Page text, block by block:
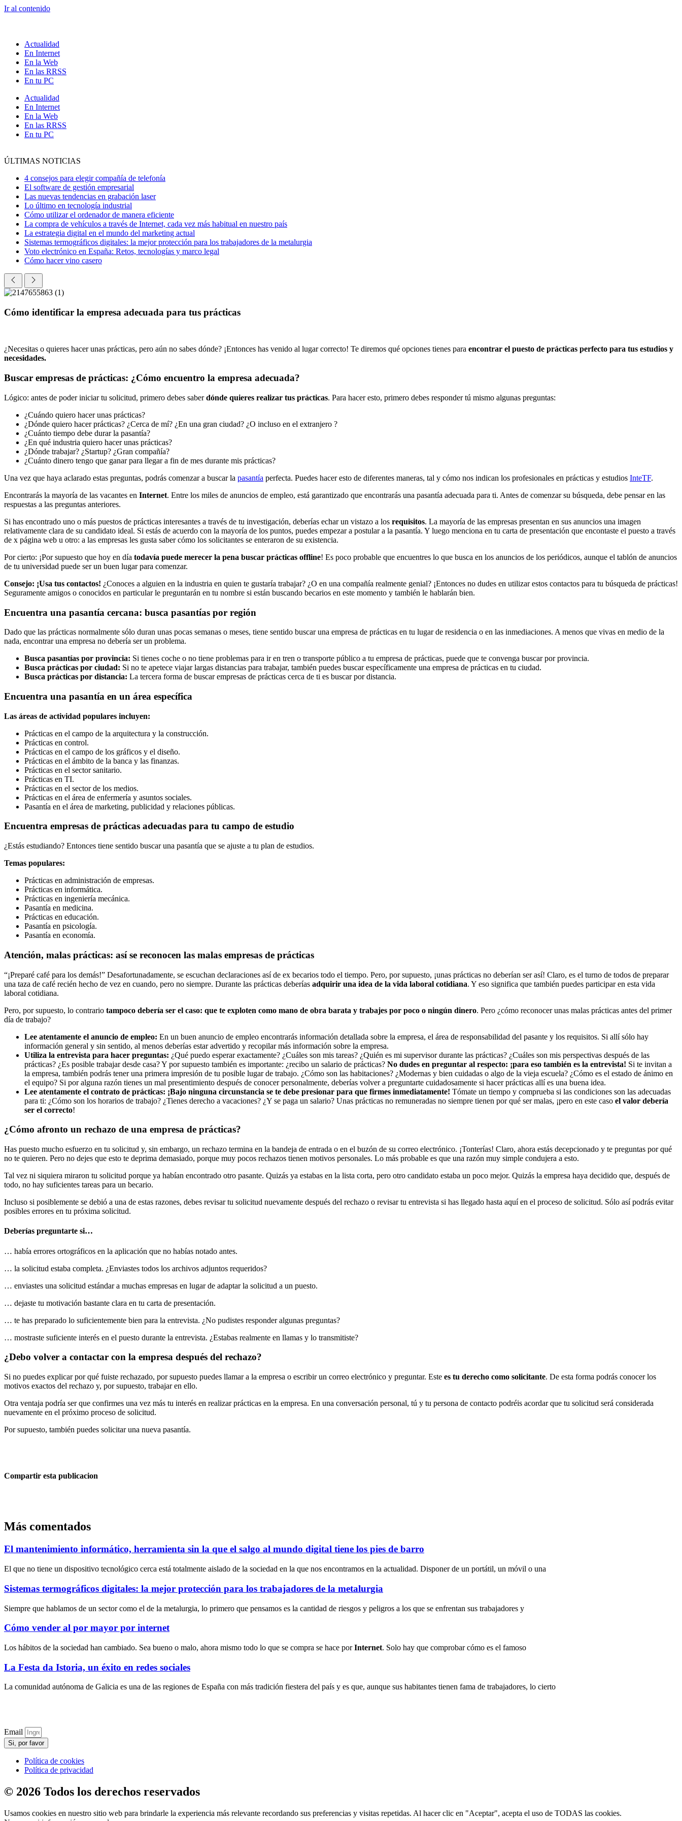
Ir al contenido
Actualidad
En Internet
En la Web
En las RRSS
En tu PC
Actualidad
En Internet
En la Web
En las RRSS
En tu PC
ÚLTIMAS NOTICIAS
4 consejos para elegir compañía de telefonía
El software de gestión empresarial
Las nuevas tendencias en grabación laser
Lo último en tecnología industrial
Cómo utilizar el ordenador de manera eficiente
La compra de vehículos a través de Internet, cada vez más habitual en nuestro país
La estrategia digital en el mundo del marketing actual
Sistemas termográficos digitales: la mejor protección para los trabajadores de la metalurgia
Voto electrónico en España: Retos, tecnologías y marco legal
Cómo hacer vino casero
Cómo identificar la empresa adecuada para tus prácticas
¿Necesitas o quieres hacer unas prácticas, pero aún no sabes dónde? ¡Entonces has venido al lugar correcto! Te diremos qué opciones tienes para encontrar el puesto de prácticas perfecto para tus estudios y
necesidades.
Buscar empresas de prácticas: ¿Cómo encuentro la empresa adecuada?
Lógico: antes de poder iniciar tu solicitud, primero debes saberdónde quieres realizar tus prácticas. Para hacer esto, primero debes responder tú mismo algunas preguntas:
¿Cuándo quiero hacer unas prácticas?
¿Dónde quiero hacer prácticas? ¿Cerca de mí? ¿En una gran ciudad? ¿O incluso en el extranjero ?
¿Cuánto tiempo debe durar la pasantía?
¿En qué industria quiero hacer unas prácticas?
¿Dónde trabajar? ¿Startup? ¿Gran compañía?
¿Cuánto dinero tengo que ganar para llegar a fin de mes durante mis prácticas?
Una vez que haya aclarado estas preguntas, podrás comenzar a buscar la pasantía perfecta. Puedes hacer esto de diferentes maneras, tal y cómo nos indican los profesionales en prácticas y estudios InteTF.
Encontrarás la mayoría de las vacantes en Internet. Entre los miles de anuncios de empleo, está garantizado que encontrarás una pasantía adecuada para ti. Antes de comenzar su búsqueda, debe pensar en las
respuestas a las preguntas anteriores.
Si has encontrado uno o más puestos de prácticas interesantes a través de tu investigación, deberías echar un vistazo a los requisitos. La mayoría de las empresas presentan en sus anuncios una imagen
relativamente clara de su candidato ideal. Si estás de acuerdo con la mayoría de los puntos, puedes empezar a postular a la pasantía. Y luego menciona en tu carta de presentación que encontaste el puesto a través
de x página web u otro: a las empresas les gusta saber cómo los solicitantes se enteraron de su existencia.
Por cierto: ¡Por supuesto que hoy en día todavía puede merecer la pena buscar prácticas offline! Es poco probable que encuentres lo que busca en los anuncios de los periódicos, aunque el tablón de anuncios
de tu universidad puede ser un buen lugar para comenzar.
Consejo: ¡Usa tus contactos! ¿Conoces a alguien en la industria en quien te gustaría trabajar? ¿O en una compañía realmente genial? ¡Entonces no dudes en utilizar estos contactos para tu búsqueda de prácticas!
Seguramente amigos o conocidos en particular le preguntarán en tu nombre si están buscando becarios en este momento y también le hablarán bien.
Encuentra una pasantía cercana: busca pasantías por región
Dado que las prácticas normalmente sólo duran unas pocas semanas o meses, tiene sentido buscar una empresa de prácticas en tu lugar de residencia o en las inmediaciones. A menos que vivas en medio de la
nada, encontrar una empresa no debería ser un problema.
Busca pasantías por provincia: Si tienes coche o no tiene problemas para ir en tren o transporte público a tu empresa de prácticas, puede que te convenga buscar por provincia.
Busca prácticas por ciudad: Si no te apetece viajar largas distancias para trabajar, también puedes buscar específicamente una empresa de prácticas en tu ciudad.
Busca prácticas por distancia: La tercera forma de buscar empresas de prácticas cerca de ti es buscar por distancia.
Encuentra una pasantía en un área específica
Las áreas de actividad populares incluyen:
Prácticas en el campo de la arquitectura y la construcción.
Prácticas en control.
Prácticas en el campo de los gráficos y el diseño.
Prácticas en el ámbito de la banca y las finanzas.
Prácticas en el sector sanitario.
Prácticas en TI.
Prácticas en el sector de los medios.
Prácticas en el área de enfermería y asuntos sociales.
Pasantía en el área de marketing, publicidad y relaciones públicas.
Encuentra empresas de prácticas adecuadas para tu campo de estudio
¿Estás estudiando? Entonces tiene sentido buscar una pasantía que se ajuste a tu plan de estudios.
Temas populares:
Prácticas en administración de empresas.
Prácticas en informática.
Prácticas en ingeniería mecánica.
Pasantía en medicina.
Prácticas en educación.
Pasantía en psicología.
Pasantía en economía.
Atención, malas prácticas: así se reconocen las malas empresas de prácticas
“¡Preparé café para los demás!” Desafortunadamente, se escuchan declaraciones así de ex becarios todo el tiempo. Pero, por supuesto, ¡unas prácticas no deberían ser así! Claro, es el turno de todos de preparar
una taza de café recién hecho de vez en cuando, pero no siempre. Durante las prácticas deberías adquirir una idea de la vida laboral cotidiana. Y eso significa que también puedes participar en esta vida
laboral cotidiana.
Pero, por supuesto, lo contrario tampoco debería ser el caso: que te exploten como mano de obra barata y trabajes por poco o ningún dinero. Pero ¿cómo reconocer unas malas prácticas antes del primer
día de trabajo?
Lee atentamente el anuncio de empleo: En un buen anuncio de empleo encontrarás información detallada sobre la empresa, el área de responsabilidad del pasante y los requisitos. Si allí sólo hay
información general y sin sentido, al menos deberías estar advertido y recopilar más información sobre la empresa.
Utiliza la entrevista para hacer preguntas: ¿Qué puedo esperar exactamente? ¿Cuáles son mis tareas? ¿Quién es mi supervisor durante las prácticas? ¿Cuáles son mis perspectivas después de las
prácticas? ¿Es posible trabajar desde casa? Y por supuesto también es importante: ¿recibo un salario de prácticas? No dudes en preguntar al respecto: ¡para eso también es la entrevista! Si te invitan a
la empresa, también podrás tener una primera impresión de tu posible lugar de trabajo. ¿Cómo son las habitaciones? ¿Modernas y bien cuidadas o algo de la vieja escuela? ¿Cómo es el estado de ánimo en
el equipo? Si por alguna razón tienes un mal presentimiento después de conocer personalmente, deberías volver a preguntarte cuidadosamente si hacer prácticas allí es una buena idea.
Lee atentamente el contrato de prácticas: ¡Bajo ninguna circunstancia se te debe presionar para que firmes inmediatamente! Tómate un tiempo y comprueba si las condiciones son las adecuadas
para ti: ¿Cómo son los horarios de trabajo? ¿Tienes derecho a vacaciones? ¿Y se paga un salario? Unas prácticas no remuneradas no siempre tienen por qué ser malas, ¡pero en este caso el valor debería
ser el correcto!
¿Cómo afronto un rechazo de una empresa de prácticas?
Has puesto mucho esfuerzo en tu solicitud y, sin embargo, un rechazo termina en la bandeja de entrada o en el buzón de su correo electrónico. ¡Tonterías! Claro, ahora estás decepcionado y te preguntas por qué
no te quieren. Pero no dejes que esto te deprima demasiado, porque muy pocos rechazos tienen motivos personales. Lo más probable es que una razón muy simple condujera a esto.
Tal vez ni siquiera miraron tu solicitud porque ya habían encontrado otro pasante. Quizás ya estabas en la lista corta, pero otro candidato estaba un poco mejor. Quizás la empresa haya decidido que, después de
todo, no hay suficientes tareas para un becario.
Incluso si posiblemente se debió a una de estas razones, debes revisar tu solicitud nuevamente después del rechazo o revisar tu entrevista si has llegado hasta aquí en el proceso de solicitud. Sólo así podrás evitar
posibles errores en tu próxima solicitud.
Deberías preguntarte si…
… había errores ortográficos en la aplicación que no habías notado antes.
… la solicitud estaba completa. ¿Enviastes todos los archivos adjuntos requeridos?
… enviastes una solicitud estándar a muchas empresas en lugar de adaptar la solicitud a un puesto.
… dejaste tu motivación bastante clara en tu carta de presentación.
… te has preparado lo suficientemente bien para la entrevista. ¿No pudistes responder algunas preguntas?
… mostraste suficiente interés en el puesto durante la entrevista. ¿Estabas realmente en llamas y lo transmitiste?
¿Debo volver a contactar con la empresa después del rechazo?
Si no puedes explicar por qué fuiste rechazado, por supuesto puedes llamar a la empresa o escribir un correo electrónico y preguntar. Este es tu derecho como solicitante. De esta forma podrás conocer los
motivos exactos del rechazo y, por supuesto, trabajar en ello.
Otra ventaja podría ser que confirmes una vez más tu interés en realizar prácticas en la empresa. En una conversación personal, tú y tu persona de contacto podréis acordar que tu solicitud será considerada
nuevamente en el próximo proceso de solicitud.
Por supuesto, también puedes solicitar una nueva pasantía.
Compartir esta publicacion
Más comentados
El mantenimiento informático, herramienta sin la que el salgo al mundo digital tiene los pies de barro
El que no tiene un dispositivo tecnológico cerca está totalmente aislado de la sociedad en la que nos encontramos en la actualidad. Disponer de un portátil, un móvil o una
Sistemas termográficos digitales: la mejor protección para los trabajadores de la metalurgia
Siempre que hablamos de un sector como el de la metalurgia, lo primero que pensamos es la cantidad de riesgos y peligros a los que se enfrentan sus trabajadores y
Cómo vender al por mayor por internet
Los hábitos de la sociedad han cambiado. Sea bueno o malo, ahora mismo todo lo que se compra se hace porInternet. Solo hay que comprobar cómo es el famoso
La Festa da Istoria, un éxito en redes sociales
La comunidad autónoma de Galicia es una de las regiones de España con más tradición fiestera del país y es que, aunque sus habitantes tienen fama de trabajadores, lo cierto
Email
Si, por favor
Política de cookies
Política de privacidad
© 2026 Todos los derechos reservados
Usamos cookies en nuestro sitio web para brindarle la experiencia más relevante recordando sus preferencias y visitas repetidas. Al hacer clic en "Aceptar", acepta el uso de TODAS las cookies.